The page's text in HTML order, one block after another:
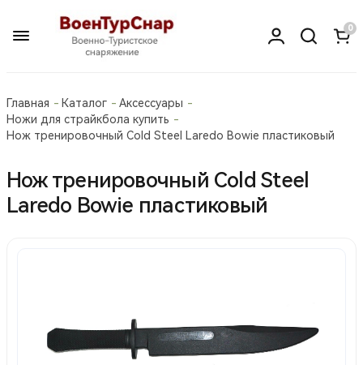
0
Главная Каталог
Аксессуары
Ножи для страйкбола купить
Нож тренировочный Cold Steel Laredo Bowie пластиковый
Нож тренировочный Cold Steel
Laredo Bowie пластиковый